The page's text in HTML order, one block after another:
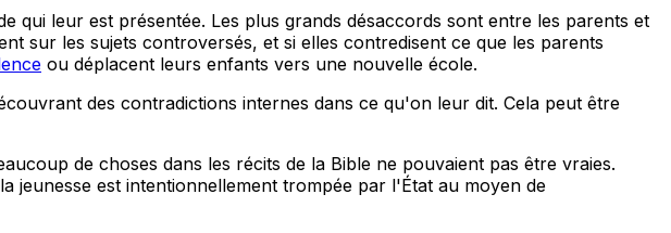
qui leur est présentée. Les plus grands désaccords sont entre les parents et
sur les sujets controversés, et si elles contredisent ce que les parents
ou déplacent leurs enfants vers une nouvelle école.
des contradictions internes dans ce qu'on leur dit. Cela peut être
de choses dans les récits de la Bible ne pouvaient pas être vraies.
jeunesse est intentionnellement trompée par l'État au moyen de